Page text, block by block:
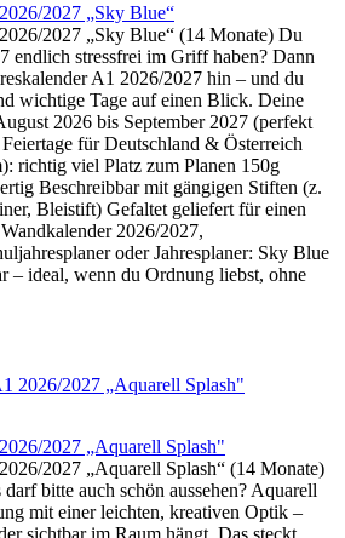
2027 „Sky Blue“
2027 „Sky Blue“ (14 Monate) Du
endlich stressfrei im Griff haben? Dann
A1 2026/2027 hin – und du
wichtige Tage auf einen Blick. Deine
2026 bis September 2027 (perfekt
für Deutschland & Österreich
richtig viel Platz zum Planen 150g
Beschreibbar mit gängigen Stiften (z.
Bleistift) Gefaltet geliefert für einen
2026/2027,
oder Jahresplaner: Sky Blue
– ideal, wenn du Ordnung liebst, ohne
2027 „Aquarell Splash"
2027 „Aquarell Splash“ (14 Monate)
bitte auch schön aussehen? Aquarell
mit einer leichten, kreativen Optik –
sichtbar im Raum hängt. Das steckt